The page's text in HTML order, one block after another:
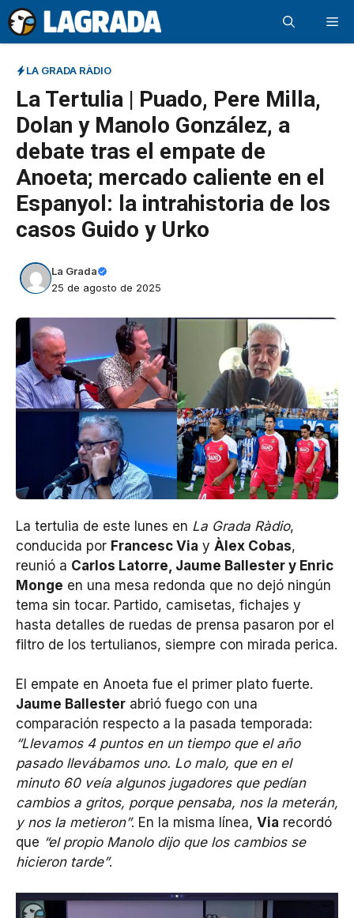
Saltar
al
contenido
LA GRADA RÀDIO
La Tertulia | Puado, Pere Milla,
Dolan y Manolo González, a
debate tras el empate de
Anoeta; mercado caliente en el
Espanyol: la intrahistoria de los
casos Guido y Urko
La Grada
25 de agosto de 2025
La tertulia de este lunes en La Grada Ràdio,
conducida por Francesc Via y Àlex Cobas,
reunió a Carlos Latorre, Jaume Ballester y Enric
Monge en una mesa redonda que no dejó ningún
tema sin tocar. Partido, camisetas, fichajes y
hasta detalles de ruedas de prensa pasaron por el
filtro de los tertulianos, siempre con mirada perica.
El empate en Anoeta fue el primer plato fuerte.
Jaume Ballester abrió fuego con una
comparación respecto a la pasada temporada:
“Llevamos 4 puntos en un tiempo que el año
pasado llevábamos uno. Lo malo, que en el
minuto 60 veía algunos jugadores que pedían
cambios a gritos, porque pensaba, nos la meterán,
y nos la metieron”. En la misma línea, Via recordó
que “el propio Manolo dijo que los cambios se
hicieron tarde”.